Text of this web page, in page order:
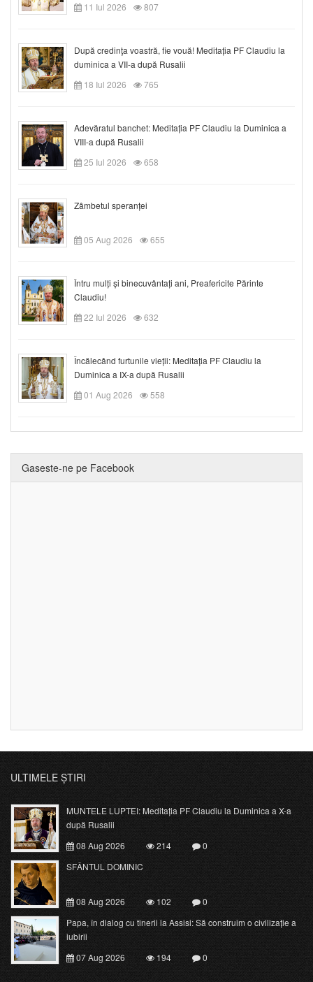
11 Iul 2026
807
După credinţa voastră, fie vouă! Meditația PF Claudiu la
duminica a VII-a după Rusalii
18 Iul 2026
765
Adevăratul banchet: Meditația PF Claudiu la Duminica a
VIII-a după Rusalii
25 Iul 2026
658
Zâmbetul speranței
05 Aug 2026 655
Întru mulți și binecuvântați ani, Preafericite Părinte
Claudiu!
22 Iul 2026
632
Încălecând furtunile vieții: Meditația PF Claudiu la
Duminica a IX-a după Rusalii
01 Aug 2026
558
Gaseste-ne pe Facebook
ULTIMELE ȘTIRI
MUNTELE LUPTEI: Meditația PF Claudiu la Duminica a X-a
după Rusalii
08 Aug 2026
214
0
SFÂNTUL DOMINIC
08 Aug 2026 102
0
Papa, în dialog cu tinerii la Assisi: Să construim o civilizație a
iubirii
07 Aug 2026
194 0